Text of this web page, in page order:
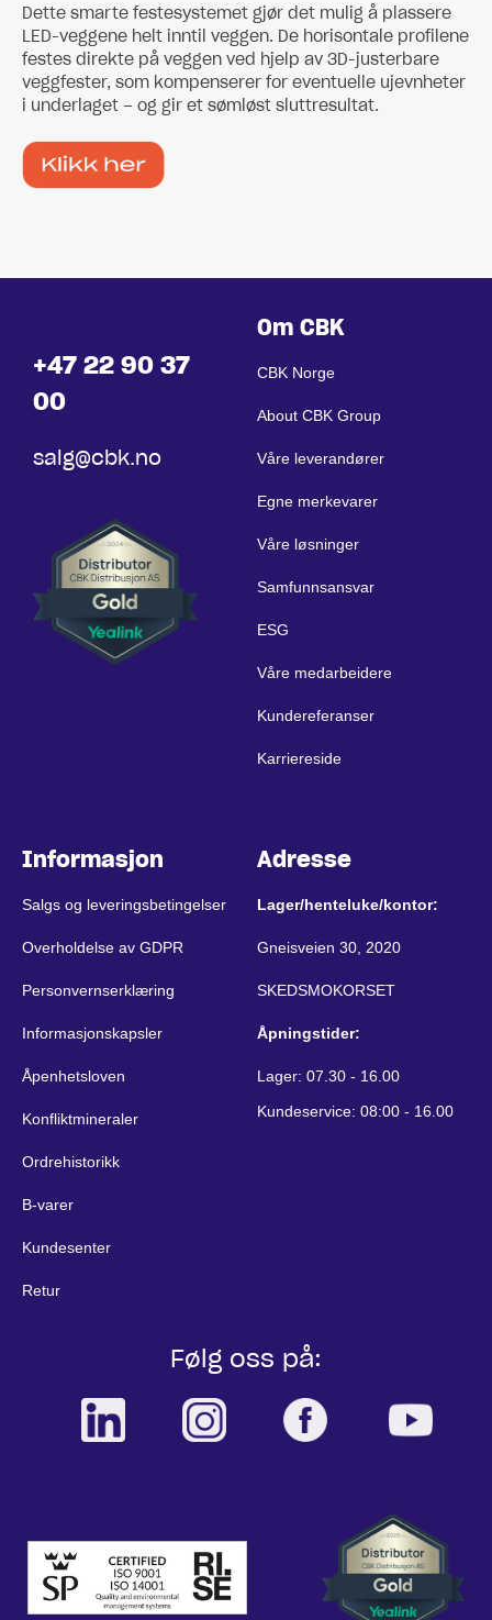
Dette smarte festesystemet gjør det mulig å plassere
LED-veggene helt inntil veggen. De horisontale profilene
festes direkte på veggen ved hjelp av 3D-justerbare
veggfester, som kompenserer for eventuelle ujevnheter
i underlaget – og gir et sømløst sluttresultat.
+47 22 90 37
00
salg@cbk.no
Om CBK
CBK Norge
About CBK Group
Våre leverandører
Egne merkevarer
Våre løsninger
Samfunnsansvar
ESG
Våre medarbeidere
Kundereferanser
Karriereside
Informasjon
Salgs og leveringsbetingelser
Overholdelse av GDPR
Personvernserklæring
Informasjonskapsler
Åpenhetsloven
Konfliktmineraler
Ordrehistorikk
B-varer
Kundesenter
Retur
Adresse
Lager/henteluke/kontor:
Gneisveien 30, 2020
SKEDSMOKORSET
Åpningstider:
Lager: 07.30 - 16.00
Kundeservice: 08:00 - 16.00
Følg oss på: